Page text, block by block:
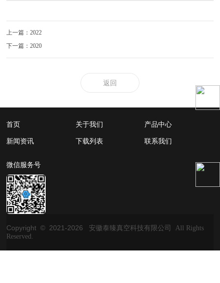
上一篇：2022
下一篇：2020
返回
首页 关于我们 产品中心
新闻资讯 下载列表 联系我们
微信服务号
Copyright © 2021-2026
安徽泰臻真空科技有限公司 All Rights
Reserved.